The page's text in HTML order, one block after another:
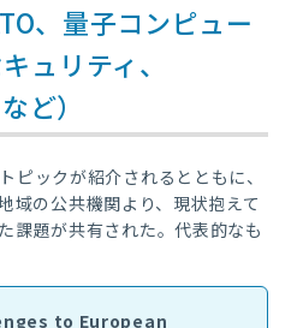
、量子コンピュー
ュリティ、
ど）
ピックが紹介されるとともに、
域の公共機関より、現状抱えて
課題が共有された。代表的なも
to European